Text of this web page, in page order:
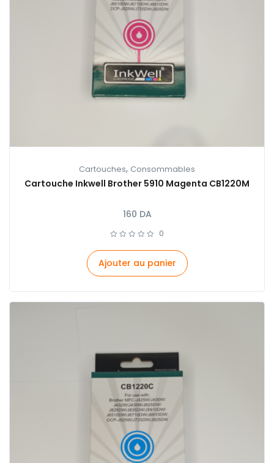
Cartouches, Consommables
Cartouche Inkwell Brother 5910 Magenta CB1220M
160 DA
0
Ajouter au panier